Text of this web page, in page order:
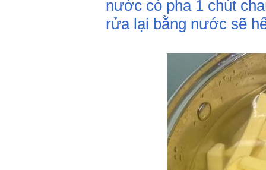
nước có pha 1 chút
rửa lại bằng nước sẽ